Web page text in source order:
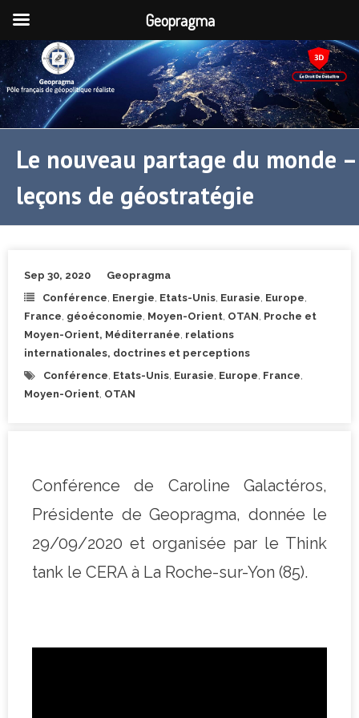
Le nouveau partage du monde –
leçons de géostratégie
Sep 30, 2020
Geopragma
Conférence Energie Etats-Unis Eurasie Europe
France géoéconomie Moyen-Orient OTAN Proche et
Moyen-Orient, Méditerranée relations
internationales, doctrines et perceptions
Conférence Etats-Unis Eurasie Europe France
Moyen-Orient OTAN
Conférence de Caroline Galactéros,
Présidente de Geopragma, donnée le
29/09/2020 et organisée par le Think
tank le CERA à La Roche-sur-Yon (85).
Geopragma